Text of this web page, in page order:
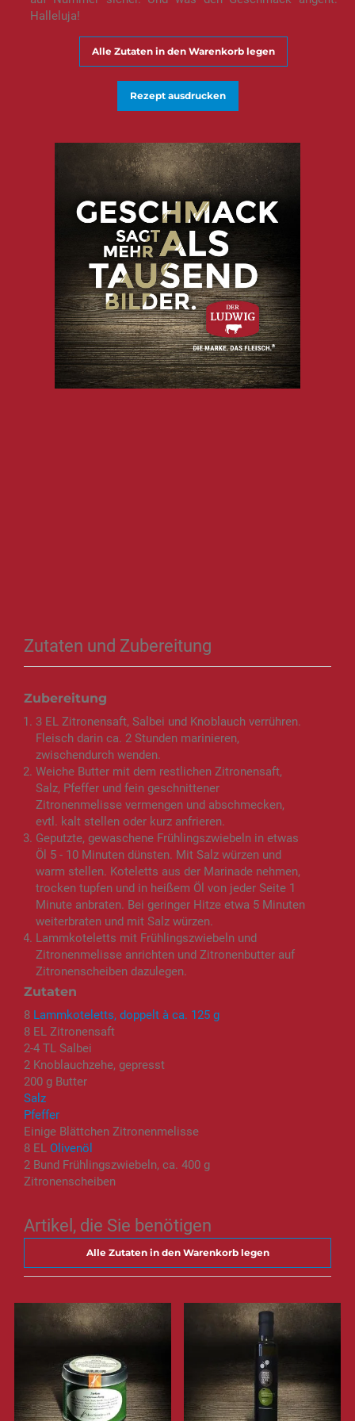
Halleluja!
Alle Zutaten in den Warenkorb legen
Rezept ausdrucken
Zutaten und Zubereitung
Zutaten
8 Lammkoteletts, doppelt à ca. 125 g
8 EL Zitronensaft
2-4 TL Salbei
2 Knoblauchzehe, gepresst
200 g Butter
Salz
Pfeffer
Einige Blättchen Zitronenmelisse
8 EL Olivenöl
2 Bund Frühlingszwiebeln, ca. 400 g
Zitronenscheiben
Zubereitung
3 EL Zitronensaft, Salbei und Knoblauch verrühren.
Fleisch darin ca. 2 Stunden marinieren,
zwischendurch wenden.
Weiche Butter mit dem restlichen Zitronensaft,
Salz, Pfeffer und fein geschnittener
Zitronenmelisse vermengen und abschmecken,
evtl. kalt stellen oder kurz anfrieren.
Geputzte, gewaschene Frühlingszwiebeln in etwas
Öl 5 - 10 Minuten dünsten. Mit Salz würzen und
warm stellen. Koteletts aus der Marinade nehmen,
trocken tupfen und in heißem Öl von jeder Seite 1
Minute anbraten. Bei geringer Hitze etwa 5 Minuten
weiterbraten und mit Salz würzen.
Lammkoteletts mit Frühlingszwiebeln und
Zitronenmelisse anrichten und Zitronenbutter auf
Zitronenscheiben dazulegen.
Artikel, die Sie benötigen
Alle Zutaten in den Warenkorb legen